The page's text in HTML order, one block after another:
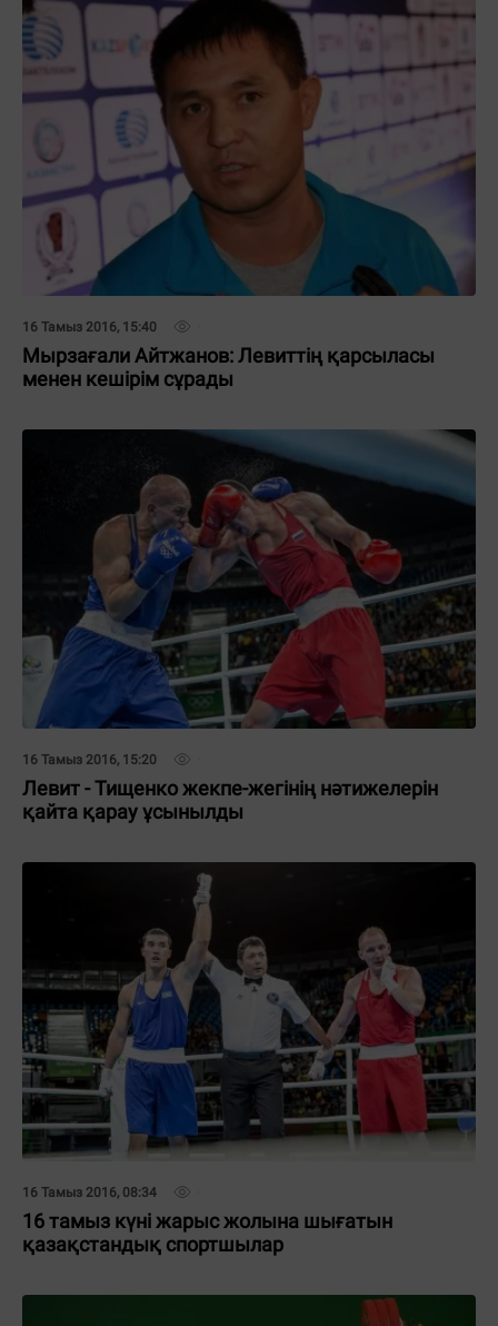
16 Тамыз 2016, 15:40
Мырзағали Айтжанов: Левиттің қарсыласы
менен кешірім сұрады
16 Тамыз 2016, 15:20
Левит - Тищенко жекпе-жегінің нәтижелерін
қайта қарау ұсынылды
16 Тамыз 2016, 08:34
16 тамыз күні жарыс жолына шығатын
қазақстандық спортшылар